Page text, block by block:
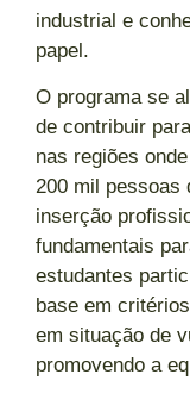
industrial e
papel.
O programa se
de contribuir
nas regiões
200 mil pessoas
inserção
fundamentais
estudantes
base em
em situação de
promovendo a